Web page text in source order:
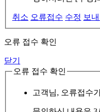
취소 오류접수 수정 보내
오류 접수 확인
닫기
오류 접수 확인
고객님, 오류접수